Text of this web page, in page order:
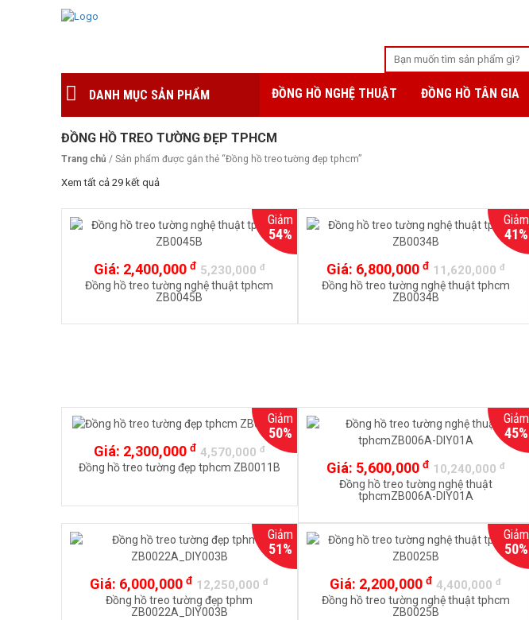
DANH MỤC SẢN PHẨM ĐỒNG HỒ NGHỆ THUẬT ĐỒNG HỒ TÂN GIA
ĐỒNG HỒ TREO TƯỜNG ĐẸP TPHCM
Trang chủ / Sản phẩm được gắn thẻ “Đồng hồ treo tường đẹp tphcm”
Xem tất cả 29 kết quả
Giảm
54%
Giá: 2,400,000 đ 5,230,000 đ
Đồng hồ treo tường nghệ thuật tphcm
ZB0045B
Giảm
41%
Giá: 6,800,000 đ 11,620,000 đ
Đồng hồ treo tường nghệ thuật tphcm
ZB0034B
Giảm
50%
Giá: 2,300,000 đ 4,570,000 đ
Đồng hồ treo tường đẹp tphcm ZB0011B
Giảm
45%
Giá: 5,600,000 đ 10,240,000 đ
Đồng hồ treo tường nghệ thuật
tphcmZB006A-DIY01A
Giảm
51%
Giá: 6,000,000đ 12,250,000đ
Đồng hồ treo tường đẹp tphm
ZB0022A_DIY003B
Giảm
50%
Giá: 2,200,000đ 4,400,000đ
Đồng hồ treo tường nghệ thuật tphcm
ZB0025B